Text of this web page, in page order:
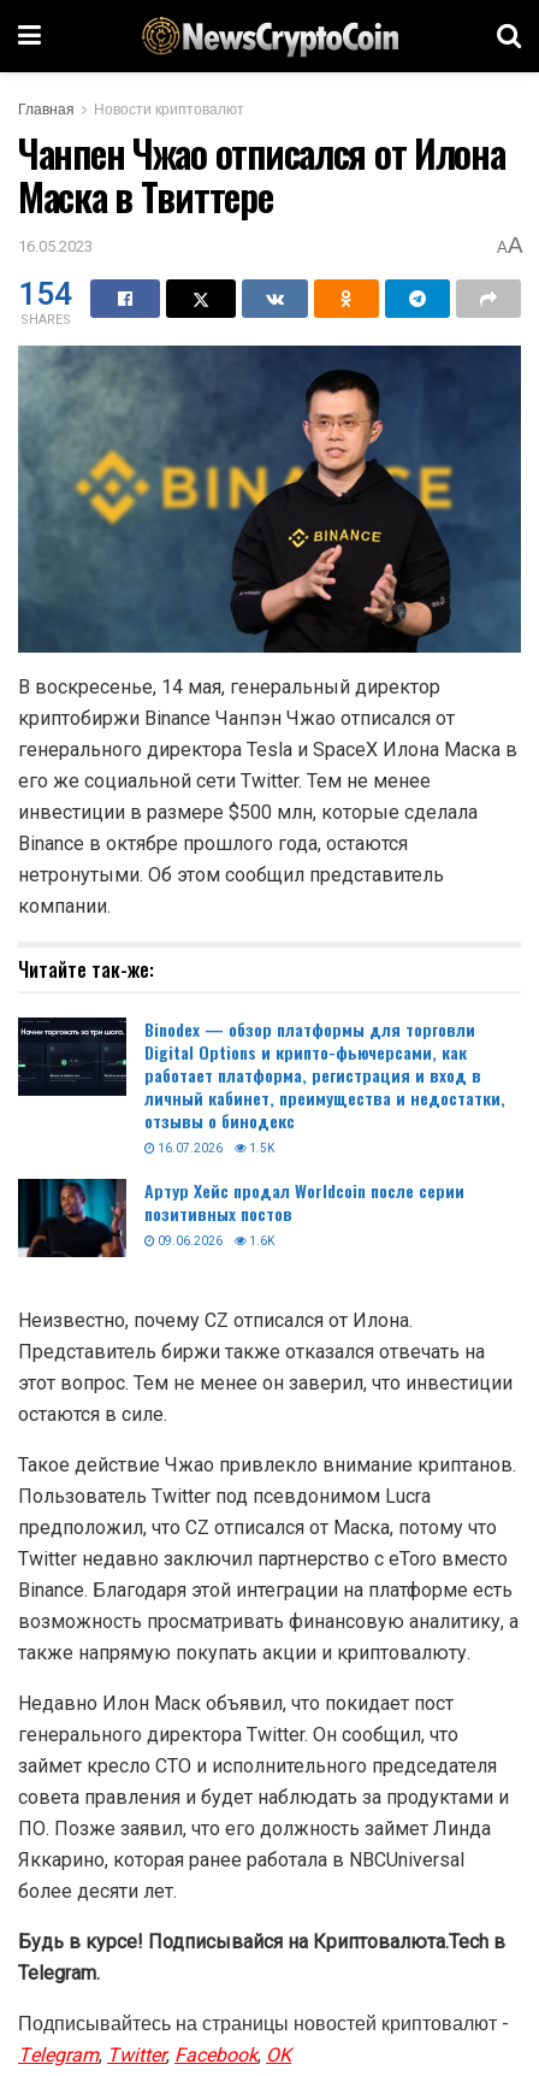
Главная Новости криптовалют
Чанпен Чжао отписался от Илона
Маска в Твиттере
16.05.2023 AA
154
SHARES
В воскресенье, 14 мая, генеральный директор
криптобиржи Binance Чанпэн Чжао отписался от
генерального директора Tesla и SpaceX Илона Маска в
его же социальной сети Twitter. Тем не менее
инвестиции в размере $500 млн, которые сделала
Binance в октябре прошлого года, остаются
нетронутыми. Об этом сообщил представитель
компании.
Читайте так-же:
Binodex — обзор платформы для торговли
Digital Options и крипто-фьючерсами, как
работает платформа, регистрация и вход в
личный кабинет, преимущества и недостатки,
отзывы о бинодекс
16.07.2026 1.5K
Артур Хейс продал Worldcoin после серии
позитивных постов
09.06.2026 1.6K
Неизвестно, почему CZ отписался от Илона.
Представитель биржи также отказался отвечать на
этот вопрос. Тем не менее он заверил, что инвестиции
остаются в силе.
Такое действие Чжао привлекло внимание криптанов.
Пользователь Twitter под псевдонимом Lucra
предположил, что CZ отписался от Маска, потому что
Twitter недавно заключил партнерство с eToro вместо
Binance. Благодаря этой интеграции на платформе есть
возможность просматривать финансовую аналитику, а
также напрямую покупать акции и криптовалюту.
Недавно Илон Маск объявил, что покидает пост
генерального директора Twitter. Он сообщил, что
займет кресло CTO и исполнительного председателя
совета правления и будет наблюдать за продуктами и
ПО. Позже заявил, что его должность займет Линда
Яккарино, которая ранее работала в NBCUniversal
более десяти лет.
Будь в курсе! Подписывайся на Криптовалюта.Tech в
Telegram.
Подписывайтесь на страницы новостей криптовалют -
Telegram, Twitter, Facebook, OK